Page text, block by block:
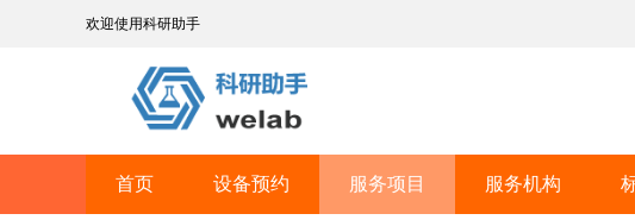
欢迎使用科研助手
首页 设备预约 服务项目 服务机构